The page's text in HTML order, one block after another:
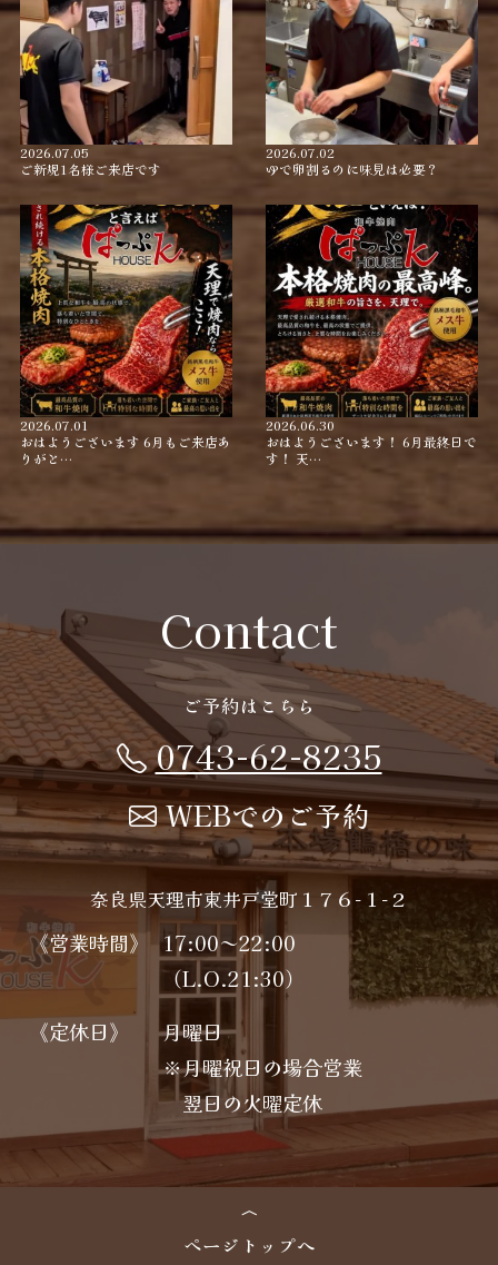
2026.07.05
ご新規1名様ご来店です
2026.07.02
ゆで卵割るのに味見は必要？
2026.07.01
おはようございます 6月もご来店あ
りがと…
2026.06.30
おはようございます！ 6月最終日で
す！ 天…
Contact
ご予約はこちら
0743-62-8235
WEBでのご予約
奈良県天理市東井戸堂町１７６−１−２
《営業時間》
17:00～22:00
（L.O.21:30）
《定休日》
月曜日
※月曜祝日の場合営業
翌日の火曜定休
ページトップへ